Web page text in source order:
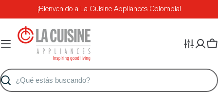
al
contenido
¡Bienvenido a La Cuisine Appliances Colombia!
Buscar